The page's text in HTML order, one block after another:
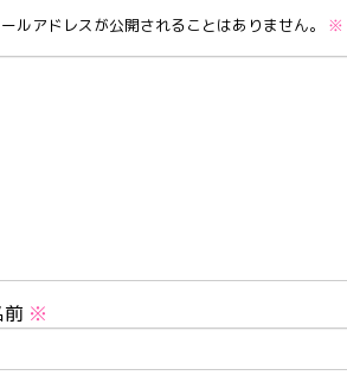
ルアドレスが公開されることはありません。 ※
※